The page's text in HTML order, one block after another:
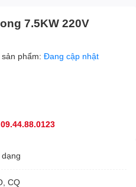
7.5KW 220V
sản phẩm: Đang cập nhật
09.44.88.0123
CQ